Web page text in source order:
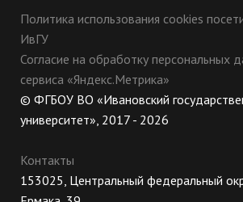
Политика использования cookies
ИвГУ
Согласие на обработку персональных
сервиса «Яндекс.Метрика»
© ФГБОУ ВО «Ивановский
университет», 2017 - 2026
Контакты
153025, Центральный федеральный